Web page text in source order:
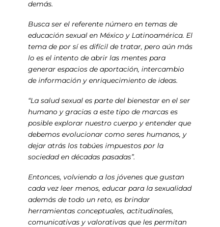
demás.
Busca ser el referente número en temas de
educación sexual en México y Latinoamérica. El
tema de por sí es difícil de tratar, pero aún más
lo es el intento de abrir las mentes para
generar espacios de aportación, intercambio
de información y enriquecimiento de ideas.
“La salud sexual es parte del bienestar en el ser
humano y gracias a este tipo de marcas es
posible explorar nuestro cuerpo y entender que
debemos evolucionar como seres humanos, y
dejar atrás los tabúes impuestos por la
sociedad en décadas pasadas”.
Entonces, volviendo a los jóvenes que gustan
cada vez leer menos, educar para la sexualidad
además de todo un reto, es brindar
herramientas conceptuales, actitudinales,
comunicativas y valorativas que les permitan